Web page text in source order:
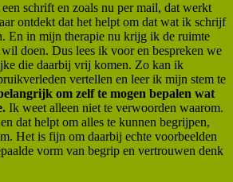
schrift en zoals nu per mail, dat werkt
ontdekt dat het helpt om dat wat ik schrijf
En in mijn therapie nu krijg ik de ruimte
doen. Dus lees ik voor en bespreken we
die daarbij vrij komen. Zo kan ik
vertellen en leer ik mijn stem te
om zelf te mogen bepalen wat
Ik weet alleen niet te verwoorden waarom.
dat helpt om alles te kunnen begrijpen,
Het is fijn om daarbij echte voorbeelden
vorm van begrip en vertrouwen denk